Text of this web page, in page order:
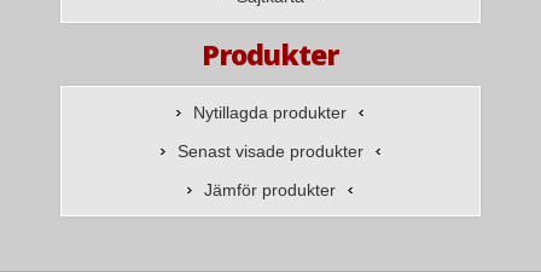
Produkter
Nytillagda produkter
Senast visade produkter
Jämför produkter